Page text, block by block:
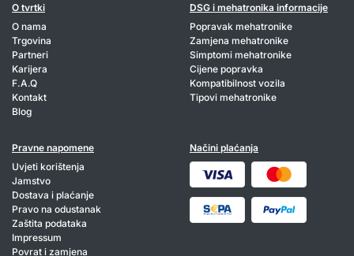
O tvrtki
O nama
Trgovina
Partneri
Karijera
F.A.Q
Kontakt
Blog
DSG i mehatronika informacije
Popravak mehatronike
Zamjena mehatronike
Simptomi mehatronike
Cijene popravka
Kompatibilnost vozila
Tipovi mehatronike
Pravne napomene
Uvjeti korištenja
Jamstvo
Dostava i plaćanje
Pravo na odustanak
Zaštita podataka
Impressum
Povrat i zamjena
Načini plaćanja